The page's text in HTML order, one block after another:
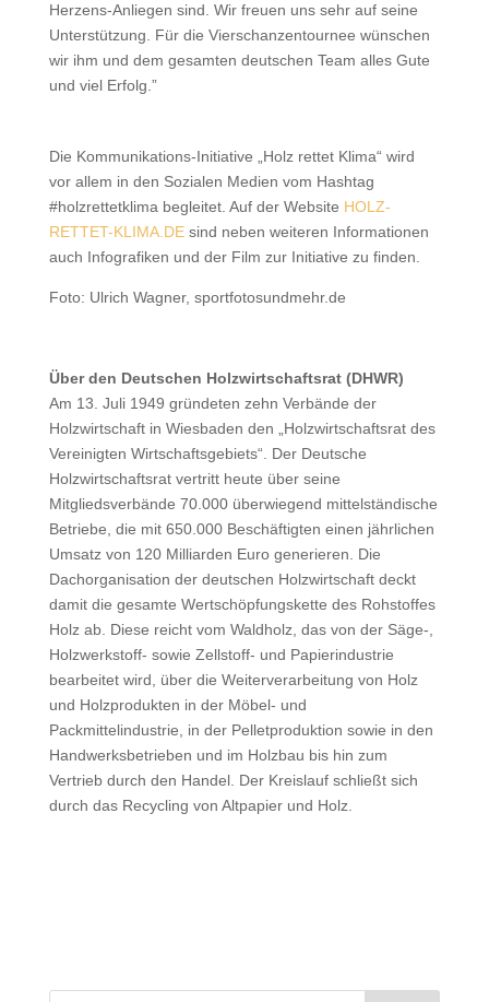
Herzens-Anliegen sind. Wir freuen uns sehr auf seine
Unterstützung. Für die Vierschanzentournee wünschen
wir ihm und dem gesamten deutschen Team alles Gute
und viel Erfolg.”
Die Kommunikations-Initiative „Holz rettet Klima“ wird
vor allem in den Sozialen Medien vom Hashtag
#holzrettetklima begleitet. Auf der Website HOLZ-
RETTET-KLIMA.DEsind neben weiteren Informationen
auch Infografiken und der Film zur Initiative zu finden.
Foto: Ulrich Wagner, sportfotosundmehr.de
Über den Deutschen Holzwirtschaftsrat (DHWR)
Am 13. Juli 1949 gründeten zehn Verbände der
Holzwirtschaft in Wiesbaden den „Holzwirtschaftsrat des
Vereinigten Wirtschaftsgebiets“. Der Deutsche
Holzwirtschaftsrat vertritt heute über seine
Mitgliedsverbände 70.000 überwiegend mittelständische
Betriebe, die mit 650.000 Beschäftigten einen jährlichen
Umsatz von 120 Milliarden Euro generieren. Die
Dachorganisation der deutschen Holzwirtschaft deckt
damit die gesamte Wertschöpfungskette des Rohstoffes
Holz ab. Diese reicht vom Waldholz, das von der Säge-,
Holzwerkstoff- sowie Zellstoff- und Papierindustrie
bearbeitet wird, über die Weiterverarbeitung von Holz
und Holzprodukten in der Möbel- und
Packmittelindustrie, in der Pelletproduktion sowie in den
Handwerksbetrieben und im Holzbau bis hin zum
Vertrieb durch den Handel. Der Kreislauf schließt sich
durch das Recycling von Altpapier und Holz.